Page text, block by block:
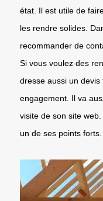
état. Il est utile de
les rendre solides.
recommander de
Si vous voulez des
dresse aussi un
engagement. Il va
visite de son site
un de ses points forts.